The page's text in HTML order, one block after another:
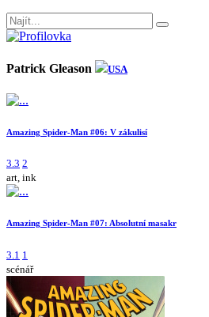
Patrick Gleason USA
Amazing Spider-Man #06: V zákulisí
3.3 2
art, ink
Amazing Spider-Man #07: Absolutní masakr
3.1 1
scénář